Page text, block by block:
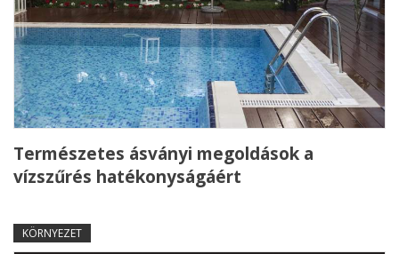
Természetes ásványi megoldások a
vízszűrés hatékonyságáért
KÖRNYEZET